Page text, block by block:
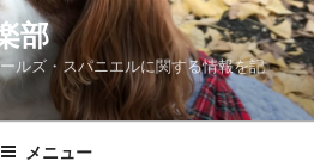
部
ルズ・スパニエルに関する情報を記
メニュー